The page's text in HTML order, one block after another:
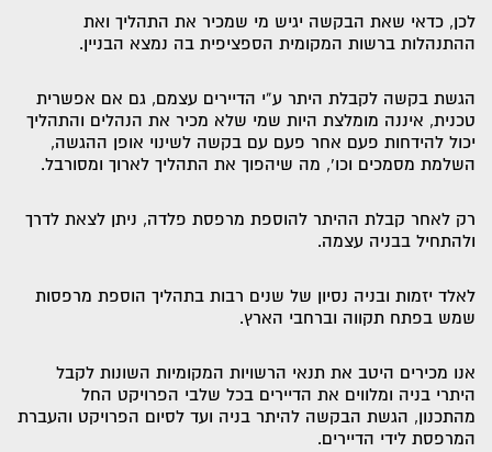
לכן, כדאי שאת הבקשה יגיש מי שמכיר את התהליך ואת
ההתנהלות ברשות המקומית הספציפית בה נמצא הבניין.
הגשת בקשה לקבלת היתר ע”י הדיירים עצמם, גם אם אפשרית
טכנית, איננה מומלצת היות שמי שלא מכיר את הנהלים והתהליך
יכול להידחות פעם אחר פעם עם בקשה לשינוי אופן ההגשה,
השלמת מסמכים וכו’, מה שיהפוך את התהליך לארוך ומסורבל.
רק לאחר קבלת ההיתר להוספת מרפסת פלדה, ניתן לצאת לדרך
ולהתחיל בבניה עצמה.
לאלד יזמות ובניה נסיון של שנים רבות בתהליך הוספת מרפסות
שמש בפתח תקווה וברחבי הארץ.
אנו מכירים היטב את תנאי הרשויות המקומיות השונות לקבל
היתרי בניה ומלווים את הדיירים בכל שלבי הפרויקט החל
מהתכנון, הגשת הבקשה להיתר בניה ועד לסיום הפרויקט והעברת
המרפסת לידי הדיירים.